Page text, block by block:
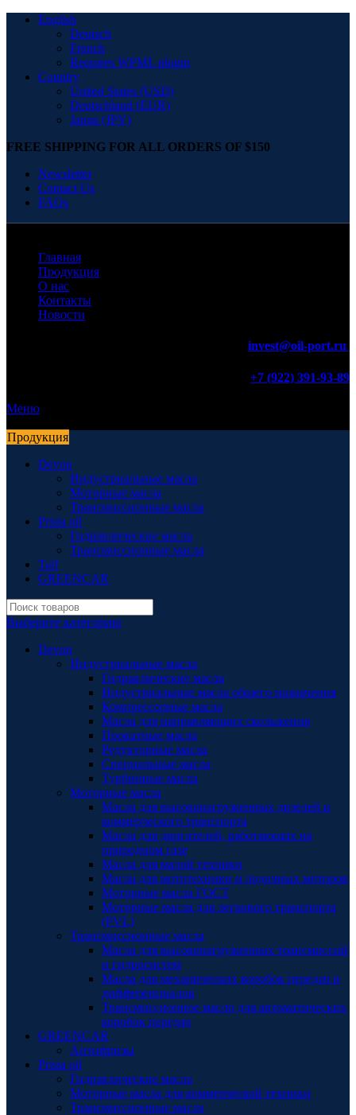
English
Deutsch
French
Requires WPML plugin
Country
United States (USD)
Deutschland (EUR)
Japan (JPY)
FREE SHIPPING FOR ALL ORDERS OF $150
Newsletter
Contact Us
FAQs
Главная
Продукция
О нас
Контакты
Новости
invest@oil-port.ru
+7 (922) 391-93-89
Меню
Продукция
Devon
Индустриальные масла
Моторные масла
Трансмиссионные масла
Prista oil
Гидравлические масла
Трансмиссионные масла
Taif
GREENCAR
Выберите категорию
Devon
Индустриальные масла
Гидравлические масла
Индустриальные масла общего назначения
Компрессорные масла
Масла для направляющих скольжения
Прокатные масла
Редукторные масла
Специальные масла
Турбинные масла
Моторные масла
Масла для высоконагруженных дизелей и
коммерческого транспорта
Масла для двигателей, работающих на
природном газе
Масла для малой техники
Масла для мототехники и лодочных моторов
Моторные масла ГОСТ
Моторные масла для легкового транспорта
(PVL)
Трансмиссионные масла
Масла для высоконагруженных трансмиссий
и гидросистем
Масла для механических коробок передач и
дифференциалов
Трансмиссионное масло для автоматических
коробок передач
GREENCAR
Антифризы
Prista oil
Гидравлические масла
Моторные масла для коммерческой техники
Трансмиссионные масла